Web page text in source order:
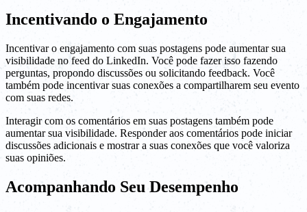
Incentivando o Engajamento
Incentivar o engajamento com suas postagens pode aumentar sua
visibilidade no feed do LinkedIn. Você pode fazer isso fazendo
perguntas, propondo discussões ou solicitando feedback. Você
também pode incentivar suas conexões a compartilharem seu evento
com suas redes.
Interagir com os comentários em suas postagens também pode
aumentar sua visibilidade. Responder aos comentários pode iniciar
discussões adicionais e mostrar a suas conexões que você valoriza
suas opiniões.
Acompanhando Seu Desempenho